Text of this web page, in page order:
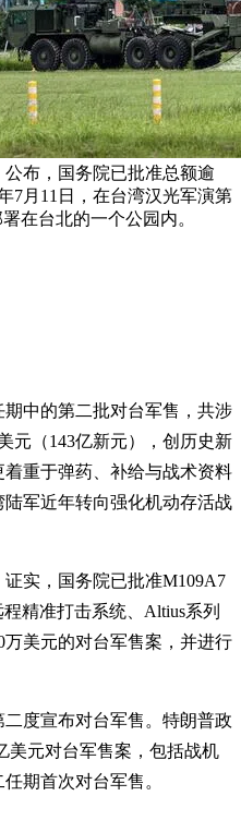
布，国务院已批准总额逾
7月11日，在台湾汉光军演第
在台北的一个公园内。
中的第二批对台军售，共涉
元（143亿新元），创历史新
重于弹药、补给与战术资料
军近年转向强化机动存活战
实，国务院已批准M109A7
精准打击系统、Altius系列
万美元的对台军售案，并进行
度宣布对台军售。特朗普政
美元对台军售案，包括战机
期首次对台军售。